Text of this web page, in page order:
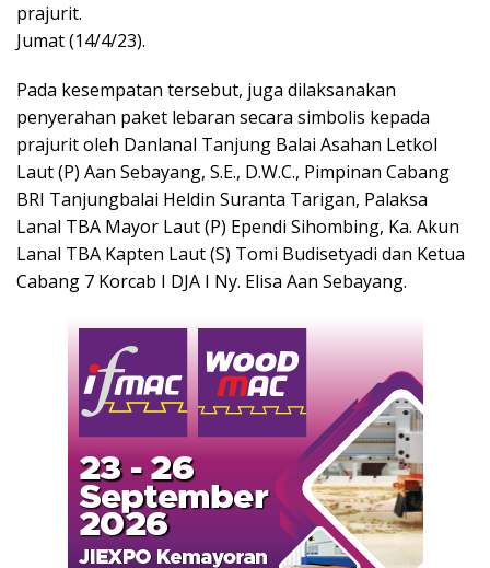
prajurit.
Jumat (14/4/23).
Pada kesempatan tersebut, juga dilaksanakan
penyerahan paket lebaran secara simbolis kepada
prajurit oleh Danlanal Tanjung Balai Asahan Letkol
Laut (P) Aan Sebayang, S.E., D.W.C., Pimpinan Cabang
BRI Tanjungbalai Heldin Suranta Tarigan, Palaksa
Lanal TBA Mayor Laut (P) Ependi Sihombing, Ka. Akun
Lanal TBA Kapten Laut (S) Tomi Budisetyadi dan Ketua
Cabang 7 Korcab I DJA I Ny. Elisa Aan Sebayang.